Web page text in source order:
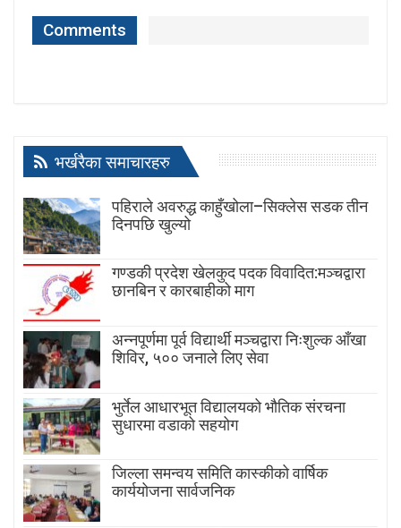
Comments
भर्खरैका समाचारहरु
पहिराले अवरुद्ध काहुँखोला–सिक्लेस सडक तीन
दिनपछि खुल्यो
गण्डकी प्रदेश खेलकुद पदक विवादित:मञ्चद्वारा
छानबिन र कारबाहीको माग
अन्नपूर्णमा पूर्व विद्यार्थी मञ्चद्वारा निःशुल्क आँखा
शिविर, ५०० जनाले लिए सेवा
भुर्तेल आधारभूत विद्यालयको भौतिक संरचना
सुधारमा वडाको सहयोग
जिल्ला समन्वय समिति कास्कीको वार्षिक
कार्ययोजना सार्वजनिक